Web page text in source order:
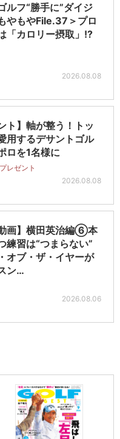
ルフ“勝手に”ダイジ
やもやFile.37＞プロ
「カロリー摂取」!?
2026.08.08
ト】軸が整う！トッ
用するデサントゴル
ロを1名様に
プレゼント
2026.08.08
動画】横田英治編⑥本
練習は“つまらない”
オブ・ザ・イヤーが
ン…
2026.08.06